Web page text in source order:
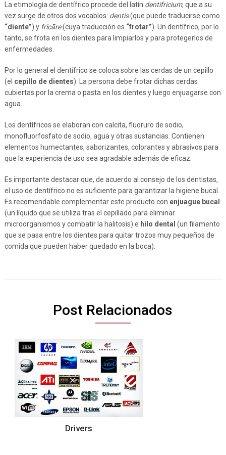
La etimología de dentífrico procede del latín dentifricium, que a su
vez surge de otros dos vocablos: dentis(que puede traducirse como
“diente”) y fricāre(cuya traducción es “frotar”). Un dentífrico, por lo
tanto, se frota en los dientes para limpiarlos y para protegerlos de
enfermedades.
Por lo general el dentífrico se coloca sobre las cerdas de un cepillo
(el cepillo de dientes). La persona debe frotar dichas cerdas
cubiertas por la crema o pasta en los dientes y luego enjuagarse con
agua.
Los dentífricos se elaboran con calcita, fluoruro de sodio,
monofluorfosfato de sodio, agua y otras sustancias. Contienen
elementos humectantes, saborizantes, colorantes y abrasivos para
que la experiencia de uso sea agradable además de eficaz.
Es importante destacar que, de acuerdo al consejo de los dentistas,
el uso de dentífrico no es suficiente para garantizar la higiene bucal.
Es recomendable complementar este producto con enjuague bucal
(un líquido que se utiliza tras el cepillado para eliminar
microorganismos y combatir la halitosis) e hilo dental (un filamento
que se pasa entre los dientes para quitar trozos muy pequeños de
comida que pueden haber quedado en la boca).
Post Relacionados
Drivers